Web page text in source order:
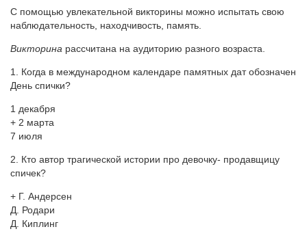
С помощью увлекательной викторины можно испытать свою
наблюдательность, находчивость, память.
Викторина рассчитана на аудиторию разного возраста.
1. Когда в международном календаре памятных дат обозначен
День спички?
1 декабря
+ 2 марта
7 июля
2. Кто автор трагической истории про девочку- продавщицу
спичек?
+ Г. Андерсен
Д. Родари
Д. Киплинг